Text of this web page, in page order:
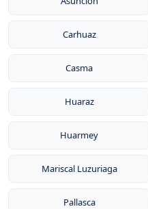
Carhuaz
Casma
Huaraz
Huarmey
Mariscal Luzuriaga
Pallasca